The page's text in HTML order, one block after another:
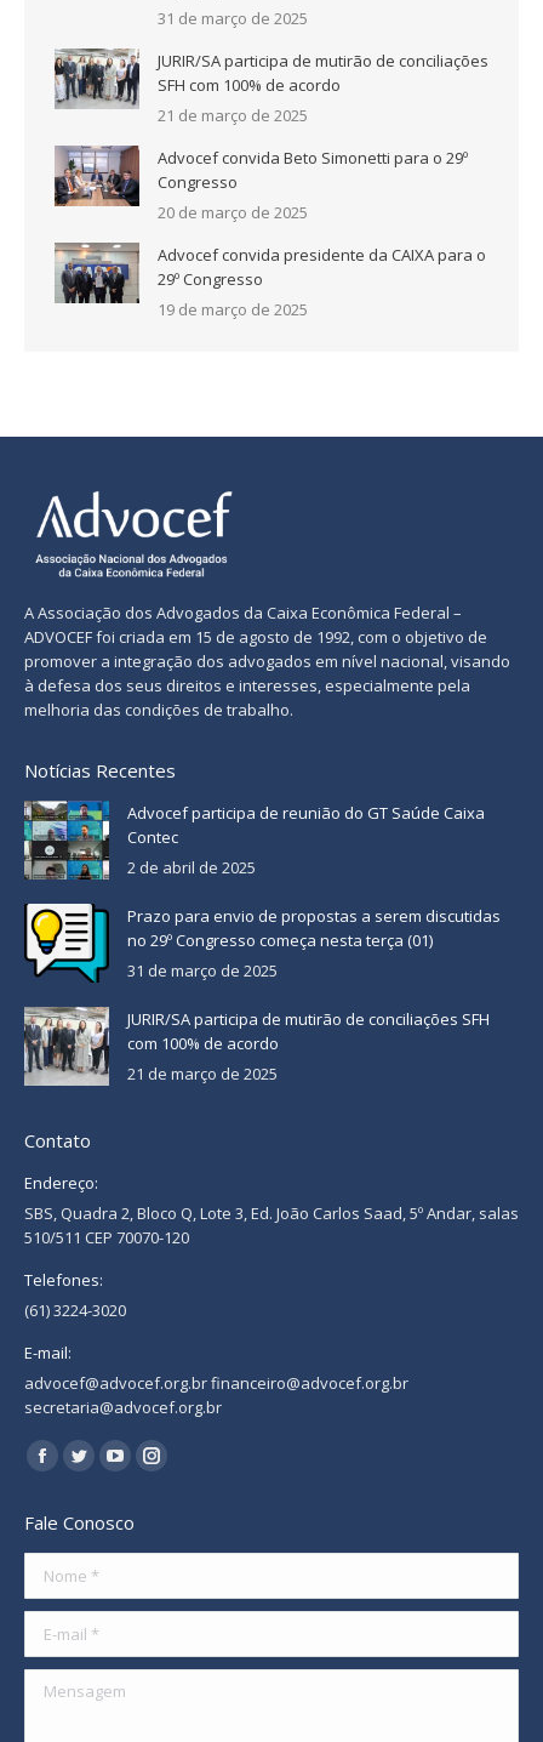
31 de março de 2025
JURIR/SA participa de mutirão de conciliações
SFH com 100% de acordo
21 de março de 2025
Advocef convida Beto Simonetti para o 29º
Congresso
20 de março de 2025
Advocef convida presidente da CAIXA para o
29º Congresso
19 de março de 2025
A Associação dos Advogados da Caixa Econômica Federal –
ADVOCEF foi criada em 15 de agosto de 1992, com o objetivo de
promover a integração dos advogados em nível nacional, visando
à defesa dos seus direitos e interesses, especialmente pela
melhoria das condições de trabalho.
Notícias Recentes
Advocef participa de reunião do GT Saúde Caixa
Contec
2 de abril de 2025
Prazo para envio de propostas a serem discutidas
no 29º Congresso começa nesta terça (01)
31 de março de 2025
JURIR/SA participa de mutirão de conciliações SFH
com 100% de acordo
21 de março de 2025
Contato
Endereço:
SBS, Quadra 2, Bloco Q, Lote 3, Ed. João Carlos Saad, 5º Andar, salas
510/511 CEP 70070-120
Telefones:
(61) 3224-3020
E-mail:
advocef@advocef.org.br financeiro@advocef.org.br
secretaria@advocef.org.br
Encontre-nos em:
Facebook
opens
new
window
Twitter
opens
new
window
YouTube
opens
new
Instagram
new
Fale Conosco
Mensagem